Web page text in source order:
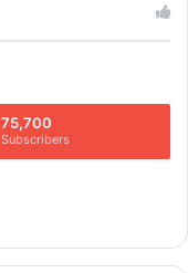
75,700
Subscribers